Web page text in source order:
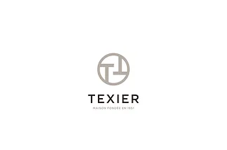
Cet entretien permettra de raviver les
couleurs et protéger votre produit de la